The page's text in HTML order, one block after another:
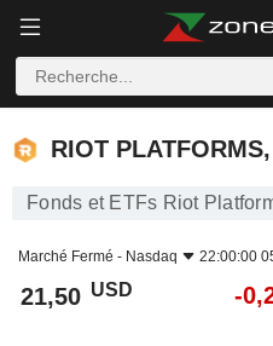
RIOT PLATFORMS, INC.
RIOT
Fonds et ETFs Riot
Marché Fermé - Nasdaq 22:00:00
21,50 USD -